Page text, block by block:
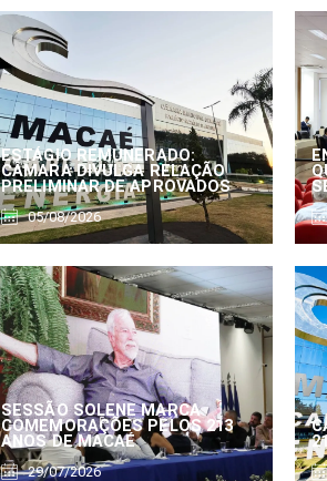
ESTÁGIO REMUNERADO:
CÂMARA DIVULGA RELAÇÃO
PRELIMINAR DE APROVADOS
05/08/2026
SESSÃO SOLENE MARCA
COMEMORAÇÕES PELOS 213
ANOS DE MACAÉ
29/07/2026